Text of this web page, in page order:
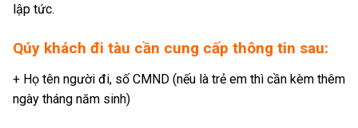
lập tức.
Qúy khách đi tàu cần cung cấp thông tin sau:
+ Họ tên người đi, số CMND (nếu là trẻ em thì cần kèm thêm
ngày tháng năm sinh)